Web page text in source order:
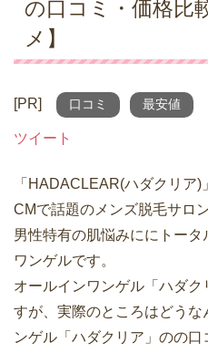
の口コミ・価格比
メ】
[PR] 口コミ 最安値
ツイート
「HADACLEAR(ハダクリア
CMで話題のメンズ脱毛サロ
男性特有の肌悩みににトー
ワンゲルです。
オールインワンゲル「ハダ
すが、実際のところはどう
ンゲル「ハダクリア」のの